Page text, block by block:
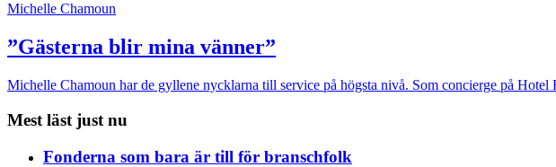
Michelle Chamoun
”Gästerna blir mina vänner”
Michelle Chamoun har de gyllene nycklarna till service på högsta nivå. Som concierge på
Mest läst just nu
Fonderna som bara är till för branschfolk